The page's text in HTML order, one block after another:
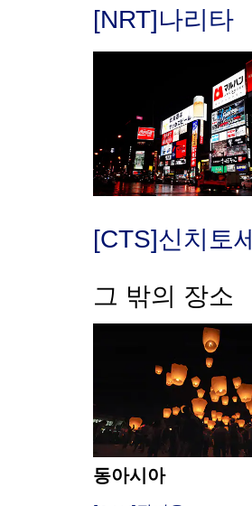
[NRT]나리타
[CTS]신치토세
그 밖의 장소
동아시아